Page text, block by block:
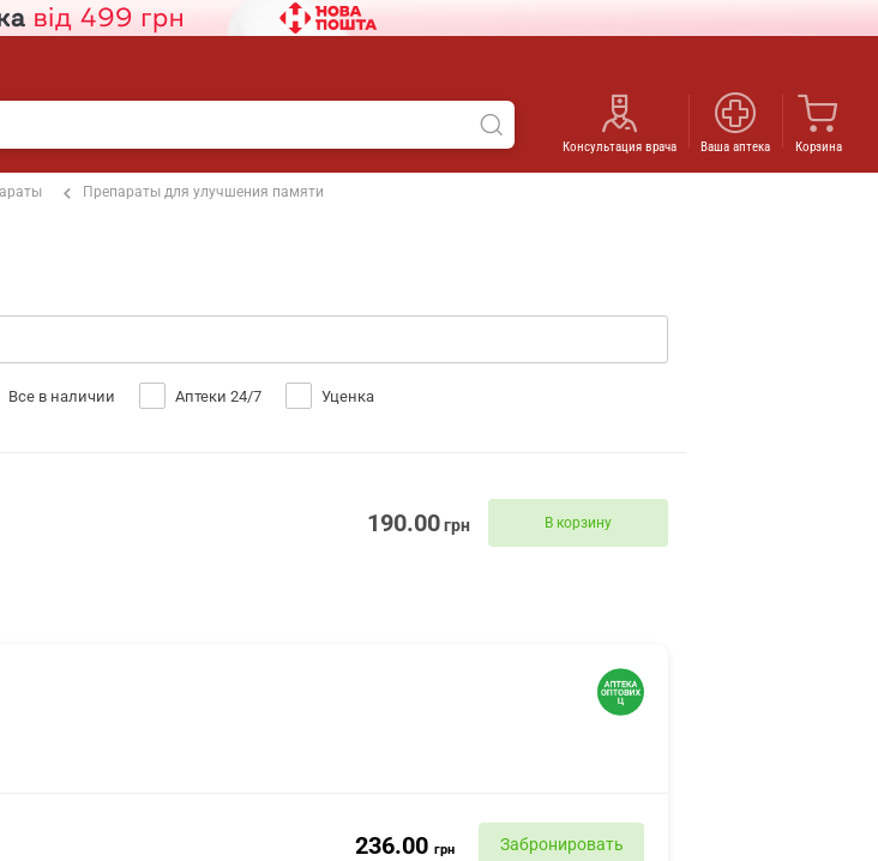
Консультация врача Ваша аптека Корзина
Препараты для улучшения памяти
Все в наличии Аптеки 24/7 Уценка
190.00грн В корзину
236.00 грн Забронировать